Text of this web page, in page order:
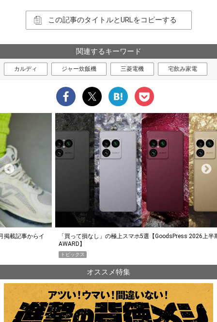
この記事のタイトルとURLをコピーする
関連するキーワード
カルディ ジャー炊飯機 三菱電機 宅飲み家電
イ
「買って損なし」の極上スマホ5選【GoodsPress 2026上半期
薄着
オススメ特集